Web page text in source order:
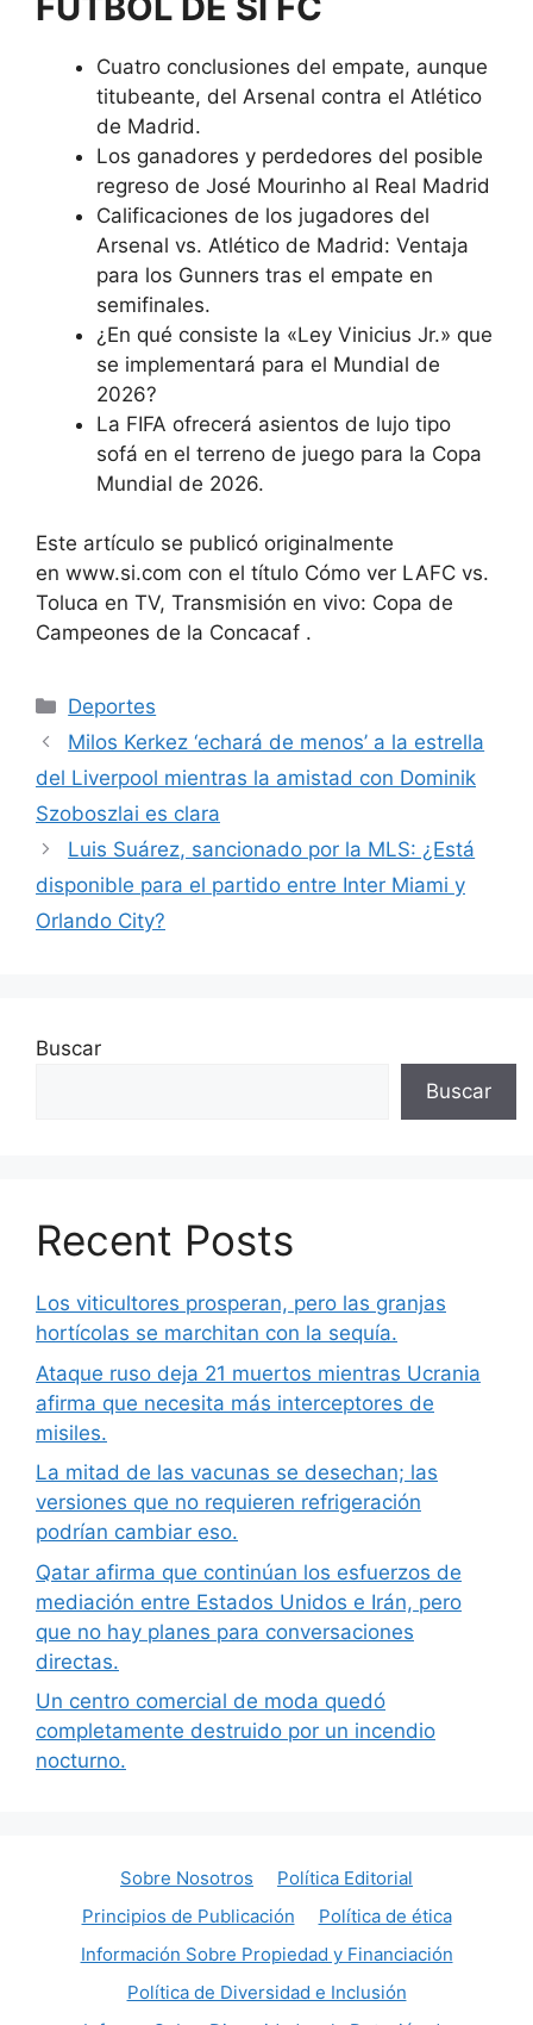
Cuatro conclusiones del empate, aunque
titubeante, del Arsenal contra el Atlético
de Madrid.
Los ganadores y perdedores del posible
regreso de José Mourinho al Real Madrid
Calificaciones de los jugadores del
Arsenal vs. Atlético de Madrid: Ventaja
para los Gunners tras el empate en
semifinales.
¿En qué consiste la «Ley Vinicius Jr.» que
se implementará para el Mundial de
2026?
La FIFA ofrecerá asientos de lujo tipo
sofá en el terreno de juego para la Copa
Mundial de 2026.
Este artículo se publicó originalmente
en www.si.com con el título Cómo ver LAFC vs.
Toluca en TV, Transmisión en vivo: Copa de
Campeones de la Concacaf .
Categorías
Deportes
Milos Kerkez ‘echará de menos’ a la estrella
del Liverpool mientras la amistad con Dominik
Szoboszlai es clara
Luis Suárez, sancionado por la MLS: ¿Está
disponible para el partido entre Inter Miami y
Orlando City?
Buscar
Buscar
Recent Posts
Los viticultores prosperan, pero las granjas
hortícolas se marchitan con la sequía.
Ataque ruso deja 21 muertos mientras Ucrania
afirma que necesita más interceptores de
misiles.
La mitad de las vacunas se desechan; las
versiones que no requieren refrigeración
podrían cambiar eso.
Qatar afirma que continúan los esfuerzos de
mediación entre Estados Unidos e Irán, pero
que no hay planes para conversaciones
directas.
Un centro comercial de moda quedó
completamente destruido por un incendio
nocturno.
Sobre Nosotros
Política Editorial
Principios de Publicación
Política de ética
Información Sobre Propiedad y Financiación
Política de Diversidad e Inclusión